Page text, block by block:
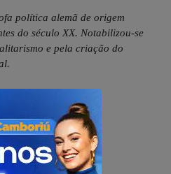
política alemã de origem
do século XX. Notabilizou-se
e pela criação do